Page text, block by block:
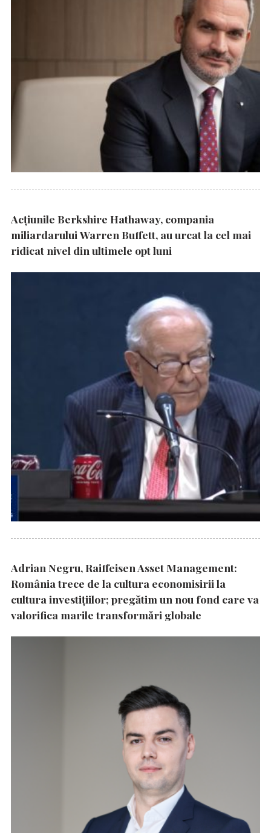
Acțiunile Berkshire Hathaway, compania
miliardarului Warren Buffett, au urcat la cel mai
ridicat nivel din ultimele opt luni
Adrian Negru, Raiffeisen Asset Management:
România trece de la cultura economisirii la
cultura investițiilor; pregătim un nou fond care va
valorifica marile transformări globale